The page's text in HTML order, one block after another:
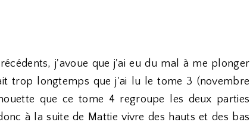
j'avoue que j'ai eu du mal à me plonger
trop longtemps que j'ai lu le tome 3 (novembre
que ce tome 4 regroupe les deux parties
à la suite de Mattie vivre des hauts et des bas